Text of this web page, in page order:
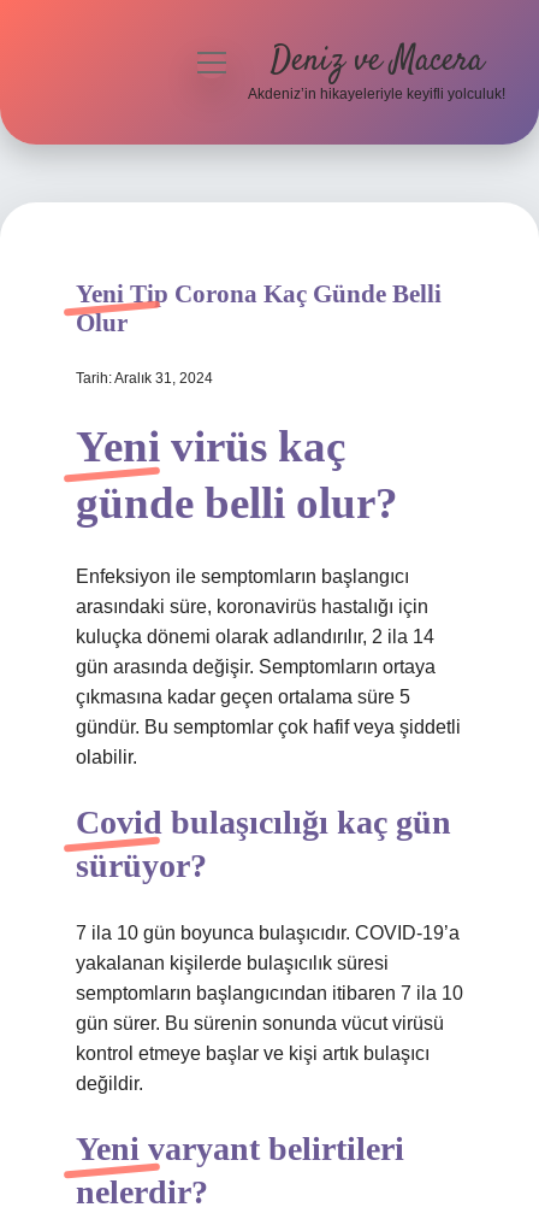
Hakkımızda
menüyü Deniz ve Macera
Akdeniz’in hikayeleriyle keyifli yolculuk!
Yeni Tip Corona Kaç Günde Belli
Olur
Tarih: Aralık 31, 2024
Yeni virüs kaç
günde belli olur?
Enfeksiyon ile semptomların başlangıcı
arasındaki süre, koronavirüs hastalığı için
kuluçka dönemi olarak adlandırılır, 2 ila 14
gün arasında değişir. Semptomların ortaya
çıkmasına kadar geçen ortalama süre 5
gündür. Bu semptomlar çok hafif veya şiddetli
olabilir.
Covid bulaşıcılığı kaç gün
sürüyor?
7 ila 10 gün boyunca bulaşıcıdır. COVID-19’a
yakalanan kişilerde bulaşıcılık süresi
semptomların başlangıcından itibaren 7 ila 10
gün sürer. Bu sürenin sonunda vücut virüsü
kontrol etmeye başlar ve kişi artık bulaşıcı
değildir.
Yeni varyant belirtileri
nelerdir?